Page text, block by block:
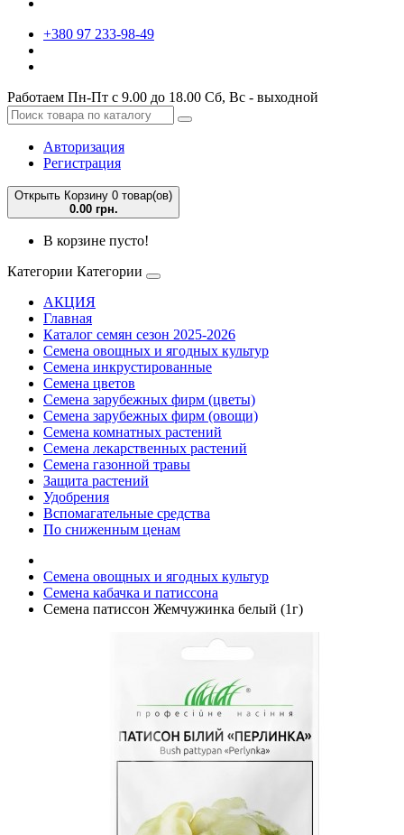
+380 97 233-98-49
Работаем Пн-Пт с 9.00 до 18.00 Сб, Вс - выходной
Авторизация
Регистрация
Открыть Корзину 0 товар(ов)
0.00 грн.
В корзине пусто!
Категории Категории
АКЦИЯ
Главная
Каталог семян сезон 2025-2026
Семена овощных и ягодных культур
Семена инкрустированные
Семена цветов
Семена зарубежных фирм (цветы)
Семена зарубежных фирм (овощи)
Семена комнатных растений
Семена лекарственных растений
Семена газонной травы
Защита растений
Удобрения
Вспомагательные средства
По сниженным ценам
Семена овощных и ягодных культур
Семена кабачка и патиссона
Семена патиссон Жемчужинка белый (1г)